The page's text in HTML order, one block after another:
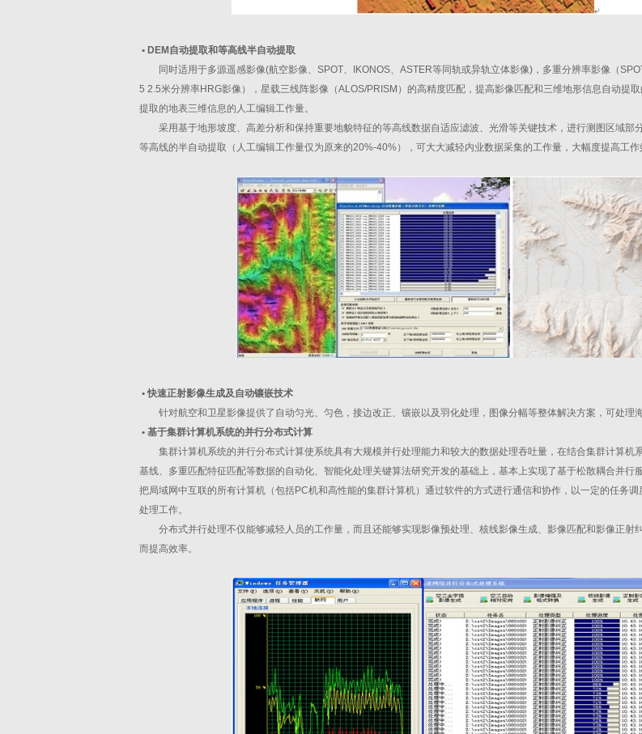
• DEM自动提取和等高线半自动提取
同时适用于多源遥感影像(航空影像、SPOT、IKONOS、ASTER等同轨或异轨立体影像)，多重分辨率影像（
5 2.5米分辨率HRG影像），星载三线阵影像（ALOS/PRISM）的高精度匹配，提高影像匹配和三维地形信息自动提
提取的地表三维信息的人工编辑工作量。
采用基于地形坡度、高差分析和保持重要地貌特征的等高线数据自适应滤波、光滑等关键技术，进行测图区域部
等高线的半自动提取（人工编辑工作量仅为原来的20%-40%），可大大减轻内业数据采集的工作量，大幅度提高工作
•快速正射影像生成及自动镶嵌技术
针对航空和卫星影像提供了自动匀光、匀色，接边改正、镶嵌以及羽化处理，图像分幅等整体解决方案，可处理
• 基于集群计算机系统的并行分布式计算
集群计算机系统的并行分布式计算使系统具有大规模并行处理能力和较大的数据处理吞吐量，在结合集群计算机
基线、多重匹配特征匹配等数据的自动化、智能化处理关键算法研究开发的基础上，基本上实现了基于松散耦合并行
把局域网中互联的所有计算机（包括PC机和高性能的集群计算机）通过软件的方式进行通信和协作，以一定的任务
处理工作。
分布式并行处理不仅能够减轻人员的工作量，而且还能够实现影像预处理、核线影像生成、影像匹配和影像正射
而提高效率。